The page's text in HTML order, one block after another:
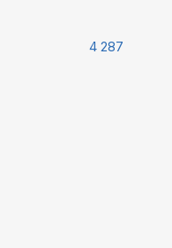
4 287